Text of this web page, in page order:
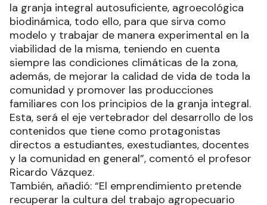
la granja integral autosuficiente, agroecológica
biodinámica, todo ello, para que sirva como
modelo y trabajar de manera experimental en la
viabilidad de la misma, teniendo en cuenta
siempre las condiciones climáticas de la zona,
además, de mejorar la calidad de vida de toda la
comunidad y promover las producciones
familiares con los principios de la granja integral.
Esta, será el eje vertebrador del desarrollo de los
contenidos que tiene como protagonistas
directos a estudiantes, exestudiantes, docentes
y la comunidad en general”, comentó el profesor
Ricardo Vázquez.
También, añadió: “El emprendimiento pretende
recuperar la cultura del trabajo agropecuario